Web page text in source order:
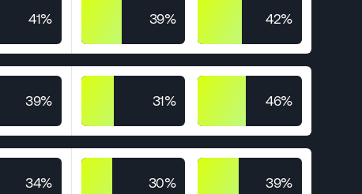
41% 39% 42%
39% 31% 46%
34% 30% 39%